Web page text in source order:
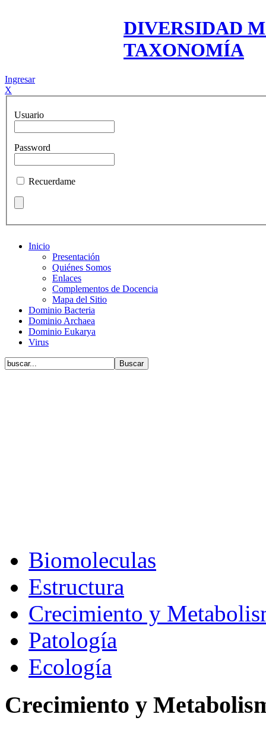
DIVERSIDAD
TAXONOMÍA
Ingresar
X
Usuario
Password
Recuerdame
Inicio
Presentación
Quiénes Somos
Enlaces
Complementos de Docencia
Mapa del Sitio
Dominio Bacteria
Dominio Archaea
Dominio Eukarya
Virus
Biomoleculas
Estructura
Crecimiento y
Patología
Ecología
Crecimiento y